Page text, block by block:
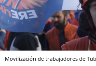
Movilización de trabajadores de